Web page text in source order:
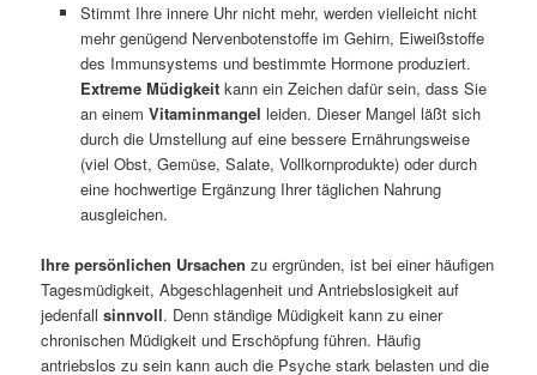
Stimmt Ihre innere Uhr nicht mehr, werden vielleicht nicht
mehr genügend Nervenbotenstoffe im Gehirn, Eiweißstoffe
des Immunsystems und bestimmte Hormone produziert.
Extreme Müdigkeitkann ein Zeichen dafür sein, dass Sie
an einem Vitaminmangel leiden. Dieser Mangel läßt sich
durch die Umstellung auf eine bessere Ernährungsweise
(viel Obst, Gemüse, Salate, Vollkornprodukte) oder durch
eine hochwertige Ergänzung Ihrer täglichen Nahrung
ausgleichen.
Ihre persönlichen Ursachen zu ergründen, ist bei einer häufigen
Tagesmüdigkeit, Abgeschlagenheit und Antriebslosigkeit auf
jedenfallsinnvoll. Denn ständige Müdigkeit kann zu einer
chronischen Müdigkeit und Erschöpfung führen. Häufig
antriebslos zu sein kann auch die Psyche stark belasten und die